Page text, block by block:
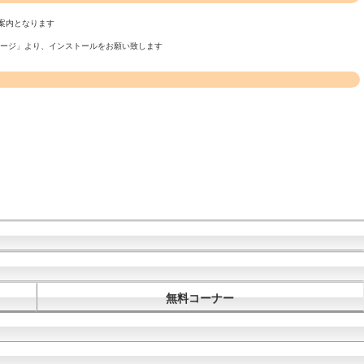
内となります
ジ」より、インストールをお願い致します
無料コーナー